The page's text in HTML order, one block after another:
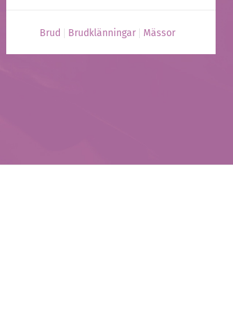
Brud Brudklänningar Mässor